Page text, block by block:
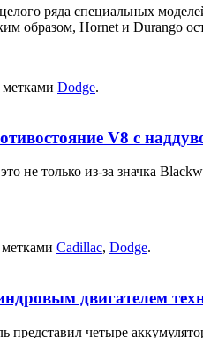
ряда специальных
образом, Hornet и Durango
метками Dodge.
V8 с
не только из-за значка
метками Cadillac, Dodge.
двигателем
представил четыре